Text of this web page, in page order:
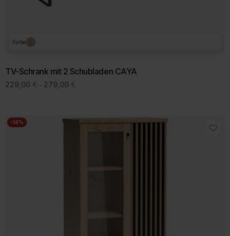
Farbe
TV-Schrank mit 2 Schubladen CAYA
229,00 € – 279,00 €
-14%